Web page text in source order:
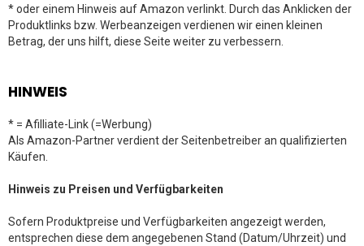
* oder einem Hinweis auf Amazon verlinkt. Durch das Anklicken der
Produktlinks bzw. Werbeanzeigen verdienen wir einen kleinen
Betrag, der uns hilft, diese Seite weiter zu verbessern.
HINWEIS
* = Afilliate-Link (=Werbung)
Als Amazon-Partner verdient der Seitenbetreiber an qualifizierten
Käufen.
Hinweis zu Preisen und Verfügbarkeiten
Sofern Produktpreise und Verfügbarkeiten angezeigt werden,
entsprechen diese dem angegebenen Stand (Datum/Uhrzeit) und